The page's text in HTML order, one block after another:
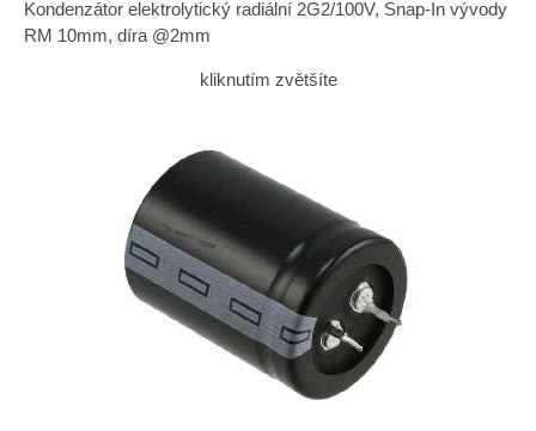
Kondenzátor elektrolytický radiální 2G2/100V, Snap-In vývody
RM 10mm, díra @2mm
kliknutím zvětšíte